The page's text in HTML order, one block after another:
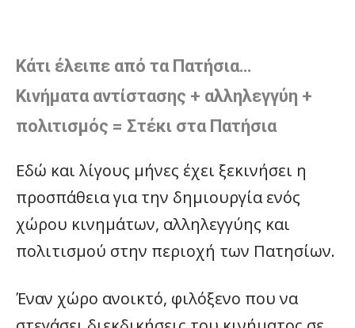
Κάτι έλειπε από τα Πατήσια…
Κινήματα αντίστασης + αλληλεγγύη +
πολιτισμός = Στέκι στα Πατήσια
Εδώ και λίγους μήνες έχει ξεκινήσει η
προσπάθεια για την δημιουργία ενός
χώρου κινημάτων, αλληλεγγύης και
πολιτισμού στην περιοχή των Πατησίων.
Έναν χώρο ανοικτό, φιλόξενο που να